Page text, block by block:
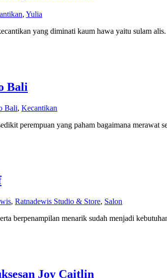
, Yulia
yang diminati kaum hawa yaitu sulam alis.
Bali
Bali, Kecantikan
perempuan yang paham bagaimana merawat
, Ratnadewis Studio & Store, Salon
berpenampilan menarik sudah menjadi
Joy Caitlin